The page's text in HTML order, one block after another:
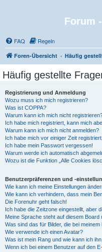
Forum
FAQ Regeln
Foren-Übersicht Häufig
Häufig gestellte
Registrierung und Anmeldung
Wozu muss ich mich registrieren?
Was ist COPPA?
Warum kann ich mich nicht
Ich habe mich registriert, kann mich
Warum kann ich mich nicht anmelden?
Ich habe mich vor einiger Zeit
Ich habe mein Passwort vergessen!
Warum werde ich automatisch
Wozu ist die Funktion „Alle Cookies
Benutzerpräferenzen und -
Wie kann ich meine Einstellungen
Wie kann ich verhindern, dass mein
Die Forenuhr geht falsch!
Ich habe die Zeitzone eingestellt, aber
Meine Sprache steht auf diesem Board
Was sind das für Bilder, die bei
Wie verwende ich einen Avatar?
Was ist mein Rang und wie kann ich
Wenn ich bei einem Benutzer auf den